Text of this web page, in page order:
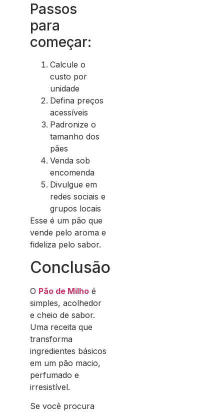
Passos
para
começar:
Calcule o
custo por
unidade
Defina preços
acessíveis
Padronize o
tamanho dos
pães
Venda sob
encomenda
Divulgue em
redes sociais e
grupos locais
Esse é um pão que
vende pelo aroma e
fideliza pelo sabor.
Conclusão
O Pão de Milho é
simples, acolhedor
e cheio de sabor.
Uma receita que
transforma
ingredientes básicos
em um pão macio,
perfumado e
irresistível.
Se você procura